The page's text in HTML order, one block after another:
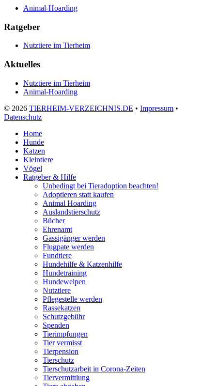
Animal-Hoarding
Ratgeber
Nutztiere im Tierheim
Aktuelles
Nutztiere im Tierheim
Animal-Hoarding
© 2026 TIERHEIM-VERZEICHNIS.DE • Impressum •
Datenschutz
Home
Hunde
Katzen
Kleintiere
Vögel
Ratgeber & Hilfe
Unbedingt bei Tieradoption beachten!
Adoptieren statt kaufen
Animal Hoarding
Auslandstierschutz
Bücher
Ehrenamt
Gassigänger werden
Flugpate werden
Fundtiere
Hundehilfe & Katzenhilfe
Hundetraining
Hundewelpen
Nutztiere
Pflegestelle werden
Rassekatzen
Schutzgebühr
Spenden
Tierimpfungen
Tier vermisst
Tierpension
Tierschutz
Tierschutzarbeit in Corona-Zeiten
Tiervermittlung